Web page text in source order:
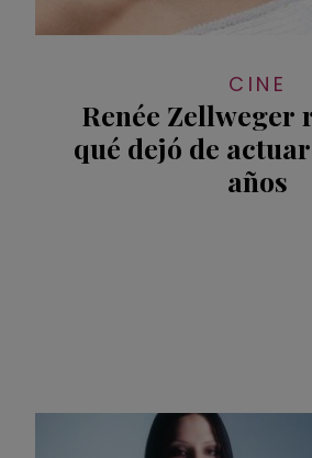
CINE
Renée Zellweger
qué dejó de
años